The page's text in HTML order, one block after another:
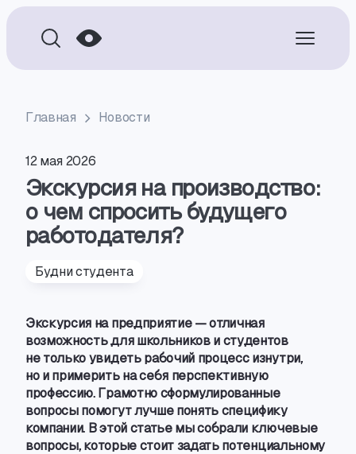
Главная Новости
12 мая 2026
Экскурсия на производство:
о чем спросить будущего
работодателя?
Будни студента
Экскурсия на предприятие — отличная
возможность для школьников и студентов
не только увидеть рабочий процесс изнутри,
но и примерить на себя перспективную
профессию. Грамотно сформулированные
вопросы помогут лучше понять специфику
компании. В этой статье мы собрали ключевые
вопросы, которые стоит задать потенциальному